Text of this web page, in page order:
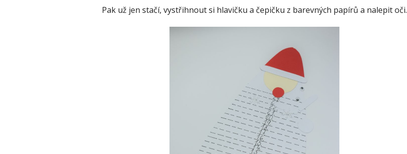
Pak už jen stačí, vystřihnout si hlavičku a čepičku z barevných papírů a nalepit oči.